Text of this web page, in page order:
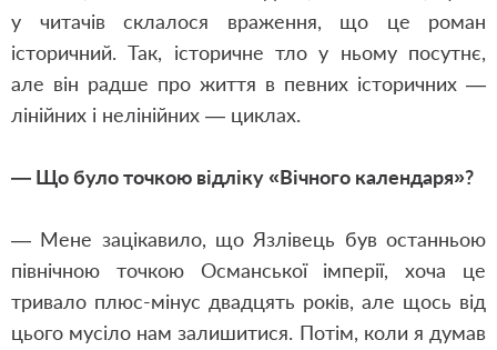
у читачів склалося враження, що це роман
історичний. Так, історичне тло у ньому посутнє,
але він радше про життя в певних історичних —
лінійних і нелінійних — циклах.
— Що було точкою відліку «Вічного календаря»?
— Мене зацікавило, що Язлівець був останньою
північною точкою Османської імперії, хоча це
тривало плюс-мінус двадцять років, але щось від
цього мусіло нам залишитися. Потім, коли я думав